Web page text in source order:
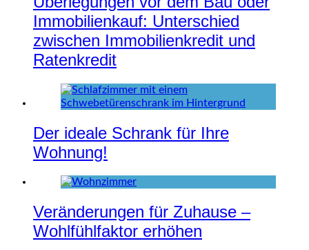
Immobilienkauf: Unterschied
zwischen Immobilienkredit und
Ratenkredit
Der ideale Schrank für Ihre
Wohnung!
Veränderungen für Zuhause –
Wohlfühlfaktor erhöhen